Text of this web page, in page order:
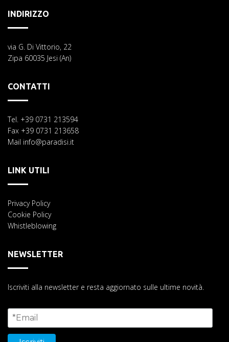
INDIRIZZO
via G. Di Vittorio, 22
Zipa 60035 Jesi (An)
CONTATTI
Tel. +39 0731 213594
Fax +39 0731 213658
Mail info@paradisi.it
LINK UTILI
Privacy Policy
Cookie Policy
Whistleblowing
NEWSLETTER
Iscriviti alla newsletter e resta aggiornato sulle ultime novità.